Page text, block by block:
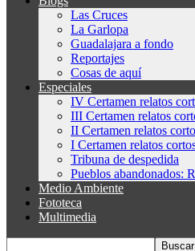
Las Cruces
La Garlopa
Guadalajara a fondo
Reportajes
Cosas de aquí
Especiales
IV Certamen relatos
III Certamen relatos
II Certamen relatos
I Certamen relatos
Tribuna de despedida
Pueblos abandonados:
Medio Ambiente
Fototeca
Multimedia